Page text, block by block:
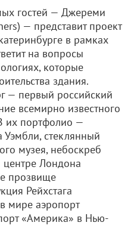
гостей — Джереми
— представит проект
в рамках
на вопросы
которые
здания.
— первый российский
всемирно известного
их портфолио —
Уэмбли, стеклянный
музея, небоскреб
Лондона
прозвище
Рейхстага
мире аэропорт
«Америка» в Нью-